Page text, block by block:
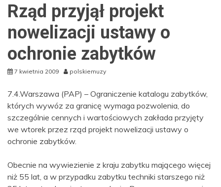
Rząd przyjął projekt
nowelizacji ustawy o
ochronie zabytków
7 kwietnia 2009 polskiemuzy
7.4.Warszawa (PAP) – Ograniczenie katalogu zabytków,
których wywóz za granicę wymaga pozwolenia, do
szczególnie cennych i wartościowych zakłada przyjęty
we wtorek przez rząd projekt nowelizacji ustawy o
ochronie zabytków.
Obecnie na wywiezienie z kraju zabytku mającego więcej
niż 55 lat, a w przypadku zabytku techniki starszego niż